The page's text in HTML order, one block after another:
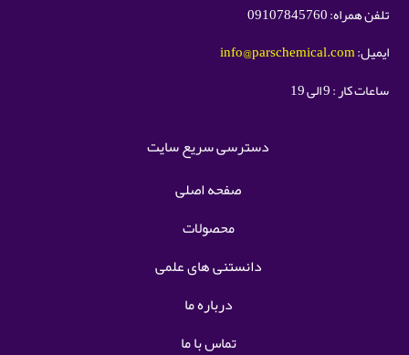
تلفن همراه: 09107845760
ایمیل:info@parschemical.com
ساعات کار : 9 الی 19
دسترسی سریع سایت
صفحه اصلی
محصولات
دانستنی های علمی
درباره ما
تماس با ما